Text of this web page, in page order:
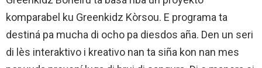
komparabel ku Greenkidz Kòrsou. E programa ta
destiná pa mucha di ocho pa diesdos aña. Den un seri
di lès interaktivo i kreativo nan ta siña kon nan mes